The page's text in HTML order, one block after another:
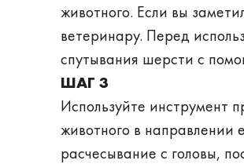
животного. Если вы
ветеринару. Перед
спутывания шерсти с
ШАГ 3
Используйте инструмент
животного в направлении
расчесывание с головы,